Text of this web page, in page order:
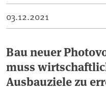
03.12.2021
Bau neuer
muss
Ausbauziele zu